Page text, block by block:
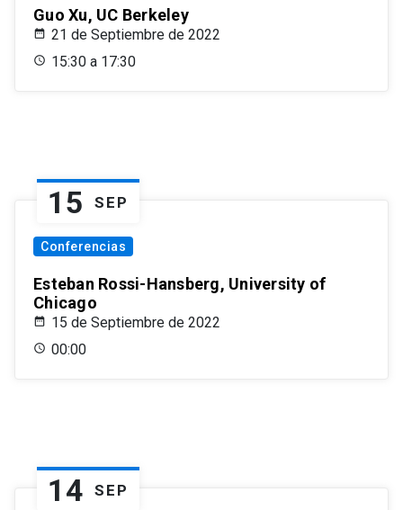
Guo Xu, UC Berkeley
21 de Septiembre de 2022
15:30 a 17:30
15 SEP
Conferencias
Esteban Rossi-Hansberg, University of
Chicago
15 de Septiembre de 2022
00:00
14 SEP